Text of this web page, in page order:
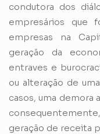
condutora dos
empresários que
empresas na
geração da
entraves e
ou alteração de
casos, uma demora
geração de receita